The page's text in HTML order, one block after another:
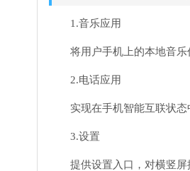
1.音乐应用
将用户手机上的本地音
2.电话应用
实现在手机智能互联状
3.设置
提供设置入口，对横竖